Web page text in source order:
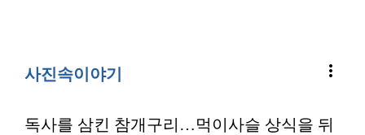
사진속이야기 more_vert
독사를 삼킨 참개구리…먹이사슬 상식을 뒤